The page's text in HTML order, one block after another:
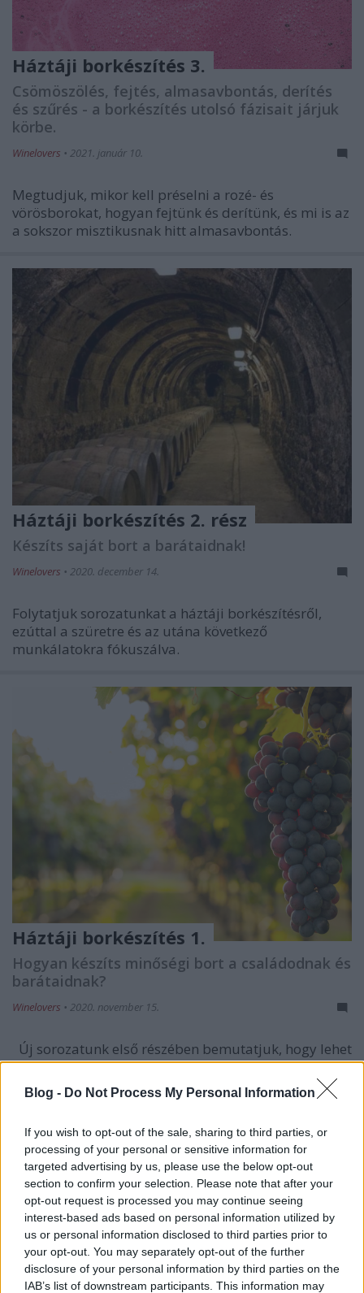
Blog - Do Not Process My Personal Information
If you wish to opt-out of the sale, sharing to third parties, or
processing of your personal or sensitive information for
targeted advertising by us, please use the below opt-out
section to confirm your selection. Please note that after your
opt-out request is processed you may continue seeing
interest-based ads based on personal information utilized by
us or personal information disclosed to third parties prior to
your opt-out. You may separately opt-out of the further
disclosure of your personal information by third parties on the
IAB’s list of downstream participants. This information may
Háztáji borkészítés 3.
Csömöszölés, fejtés, almasavbontás, derítés
és szűrés - a borkészítés utolsó fázisait járjuk
körbe.
Winelovers • 2021. január 10.
Megtudjuk, mikor kell préselni a rozé- és
vörösborokat, hogyan fejtünk és derítünk, és mi is az
a sokszor misztikusnak hitt almasavbontás.
Háztáji borkészítés 2. rész
Készíts saját bort a barátaidnak!
Winelovers • 2020. december 14.
Folytatjuk sorozatunkat a háztáji borkészítésről,
ezúttal a szüretre és az utána következő
munkálatokra fókuszálva.
Háztáji borkészítés 1.
Hogyan készíts minőségi bort a családodnak és
barátaidnak?
Winelovers • 2020. november 15.
Új sorozatunk első részében bemutatjuk, hogy lehet
kis területen, modern eszközpark nélkül hatékonyan
minőségi bort készíteni.